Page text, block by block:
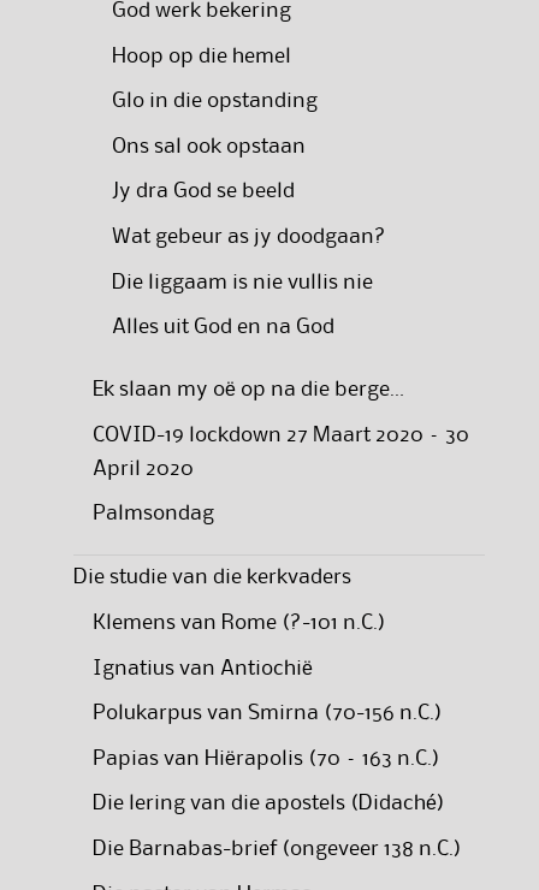
God werk bekering
Hoop op die hemel
Glo in die opstanding
Ons sal ook opstaan
Jy dra God se beeld
Wat gebeur as jy doodgaan?
Die liggaam is nie vullis nie
Alles uit God en na God
Ek slaan my oë op na die berge…
COVID-19 lockdown 27 Maart 2020 – 30
April 2020
Palmsondag
Die studie van die kerkvaders
Klemens van Rome (?-101 n.C.)
Ignatius van Antiochië
Polukarpus van Smirna (70-156 n.C.)
Papias van Hiërapolis (70 – 163 n.C.)
Die lering van die apostels (Didaché)
Die Barnabas-brief (ongeveer 138 n.C.)